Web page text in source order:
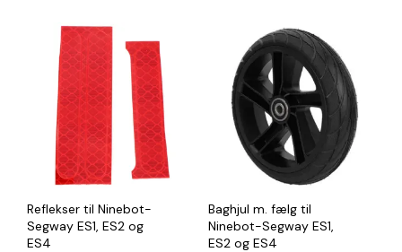
499,00 kr..
Reflekser til Ninebot-
Segway ES1, ES2 og
ES4
Baghjul m. fælg til
Ninebot-Segway ES1,
ES2 og ES4